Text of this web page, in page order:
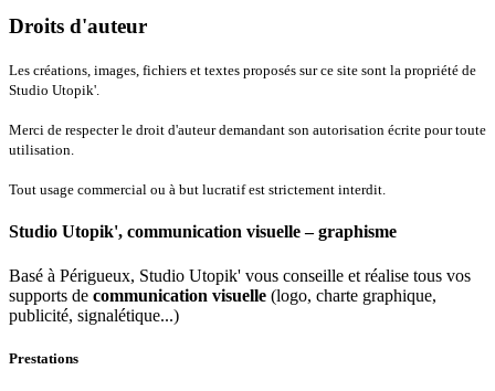
Droits d'auteur
Les créations, images, fichiers et textes proposés sur ce site sont la propriété de
Studio Utopik'.
Merci de respecter le droit d'auteur demandant son autorisation écrite pour toute
utilisation.
Tout usage commercial ou à but lucratif est strictement interdit.
Studio Utopik', communication visuelle – graphisme
Basé à Périgueux, Studio Utopik' vous conseille et réalise tous vos
supports de communication visuelle (logo, charte graphique,
publicité, signalétique...)
Prestations